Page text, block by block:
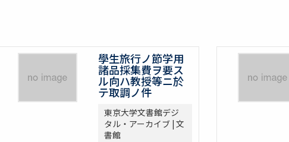
學生旅行ノ節学用
諸品採集費ヲ要ス
ル向ハ教授等ニ於
テ取調ノ件
東京大学文書館デジ
タル・アーカイブ | 文
書館